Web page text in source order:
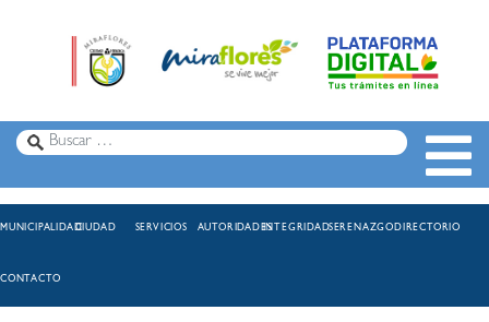
MUNICIPALIDADCIUDAD SERVICIOS AUTORIDADESINTEGRIDADSERENAZGODIRECTORIO
CONTACTO